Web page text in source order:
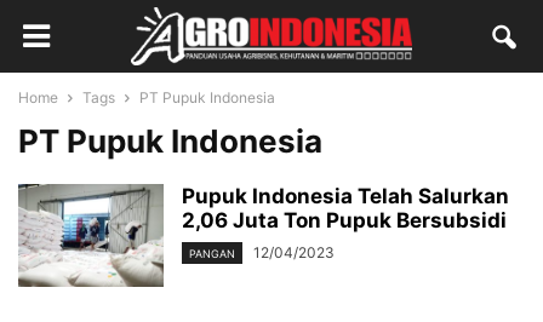
Home Tags PT Pupuk Indonesia
PT Pupuk Indonesia
Pupuk Indonesia Telah Salurkan
2,06 Juta Ton Pupuk Bersubsidi
PANGAN 12/04/2023